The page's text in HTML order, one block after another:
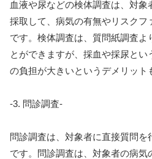
血液や尿などの検体調査は、対
採取して、病気の有無やリスクフ
です。検体調査は、質問紙調査よ
とができますが、採血や採尿と
の負担が大きいというデメリット
-3. 問診調査-
問診調査は、対象者に直接質問
です。問診調査は、対象者の病